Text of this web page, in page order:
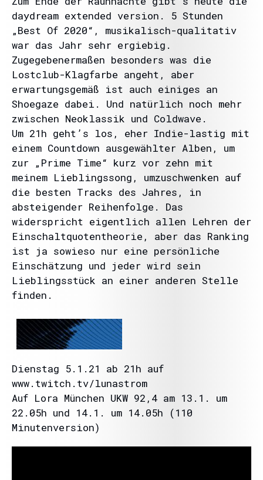
daydream extended version. 5 Stunden
„Best Of 2020“, musikalisch-qualitativ
war das Jahr sehr ergiebig.
Zugegebenermaßen besonders was die
Lostclub-Klagfarbe angeht, aber
erwartungsgemäß ist auch einiges an
Shoegaze dabei. Und natürlich noch mehr
zwischen Neoklassik und Coldwave.
Um 21h geht’s los, eher Indie-lastig mit
einem Countdown ausgewählter Alben, um
zur „Prime Time“ kurz vor zehn mit
meinem Lieblingssong, umzuschwenken auf
die besten Tracks des Jahres, in
absteigender Reihenfolge. Das
widerspricht eigentlich allen Lehren der
Einschaltquotentheorie, aber das Ranking
ist ja sowieso nur eine persönliche
Einschätzung und jeder wird sein
Lieblingsstück an einer anderen Stelle
finden.
Dienstag 5.1.21 ab 21h auf
www.twitch.tv/lunastrom
Auf Lora München UKW 92,4 am 13.1. um
22.05h und 14.1. um 14.05h (110
Minutenversion)